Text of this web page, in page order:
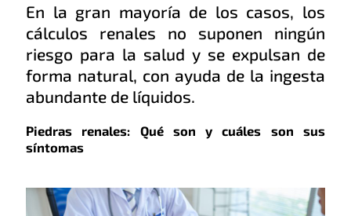
En la gran mayoría de los casos, los
cálculos renales no suponen ningún
riesgo para la salud y se expulsan de
forma natural, con ayuda de la ingesta
abundante de líquidos.
Piedras renales: Qué son y cuáles son sus
síntomas